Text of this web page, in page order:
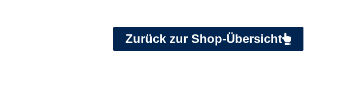
Zurück zur Shop-Übersicht